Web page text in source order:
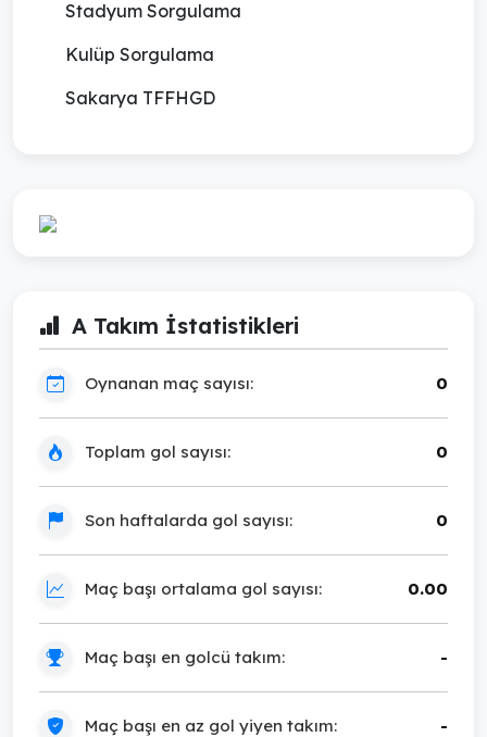
Stadyum Sorgulama
Kulüp Sorgulama
Sakarya TFFHGD
A Takım İstatistikleri
Oynanan maç sayısı: 0
Toplam gol sayısı: 0
Son haftalarda gol sayısı: 0
Maç başı ortalama gol sayısı: 0.00
Maç başı en golcü takım: -
Maç başı en az gol yiyen takım: -